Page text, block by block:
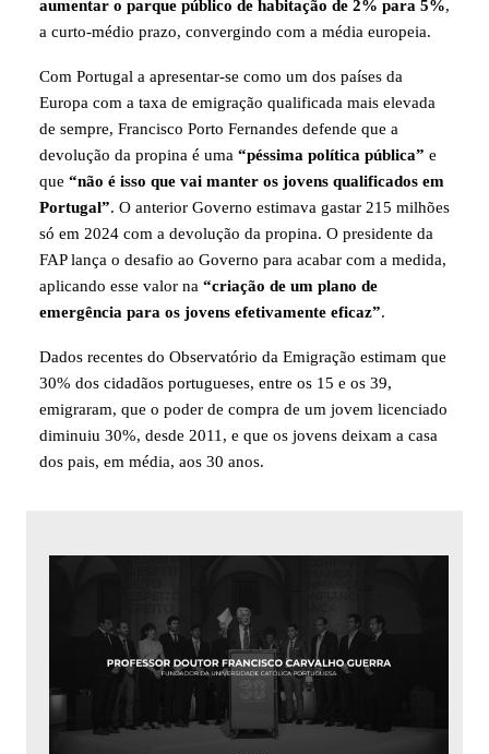
aumentar o parque público de habitação de 2% para 5%,
a curto-médio prazo, convergindo com a média europeia.
Com Portugal a apresentar-se como um dos países da
Europa com a taxa de emigração qualificada mais elevada
de sempre, Francisco Porto Fernandes defende que a
devolução da propina é uma “péssima política pública” e
que “não é isso que vai manter os jovens qualificados em
Portugal”. O anterior Governo estimava gastar 215 milhões
só em 2024 com a devolução da propina. O presidente da
FAP lança o desafio ao Governo para acabar com a medida,
aplicando esse valor na “criação de um plano de
emergência para os jovens efetivamente eficaz”.
Dados recentes do Observatório da Emigração estimam que
30% dos cidadãos portugueses, entre os 15 e os 39,
emigraram, que o poder de compra de um jovem licenciado
diminuiu 30%, desde 2011, e que os jovens deixam a casa
dos pais, em média, aos 30 anos.